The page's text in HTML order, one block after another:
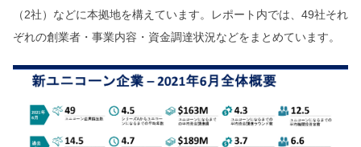
（2社）などに本拠地を構えています。レポート内では、49社それ
ぞれの創業者・事業内容・資金調達状況などをまとめています。